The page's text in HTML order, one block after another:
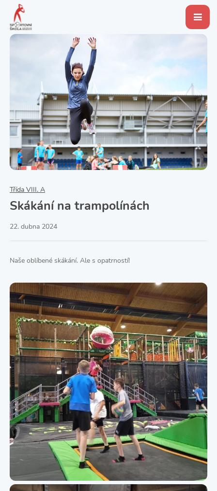
Třída VIII. A
Skákání na trampolínách
22. dubna 2024
Naše oblíbené skákání. Ale s opatrností!